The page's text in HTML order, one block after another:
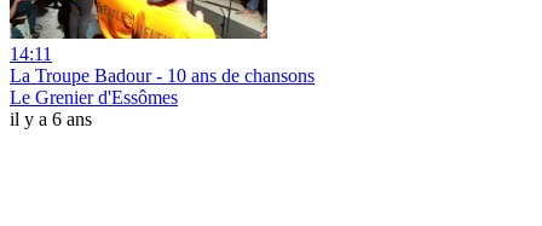
14:11
La Troupe Badour - 10 ans de chansons
Le Grenier d'Essômes
il y a 6 ans